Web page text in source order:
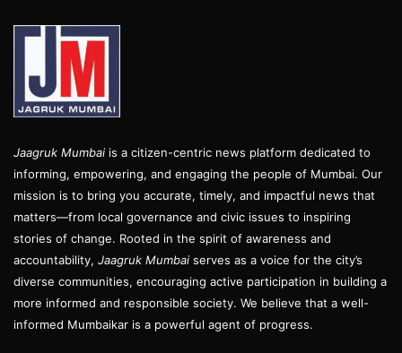
Jaagruk Mumbai is a citizen-centric news platform dedicated to
informing, empowering, and engaging the people of Mumbai. Our
mission is to bring you accurate, timely, and impactful news that
matters—from local governance and civic issues to inspiring
stories of change. Rooted in the spirit of awareness and
accountability, Jaagruk Mumbai serves as a voice for the city’s
diverse communities, encouraging active participation in building a
more informed and responsible society. We believe that a well-
informed Mumbaikar is a powerful agent of progress.